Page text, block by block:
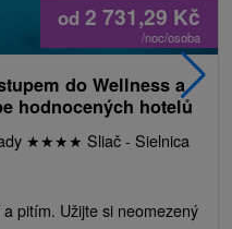
od 2 731,29 Kč
/noc/osoba
do Wellness a
hodnocených hotelů
★★★★ Sliač - Sielnica
pitím. Užijte si neomezený